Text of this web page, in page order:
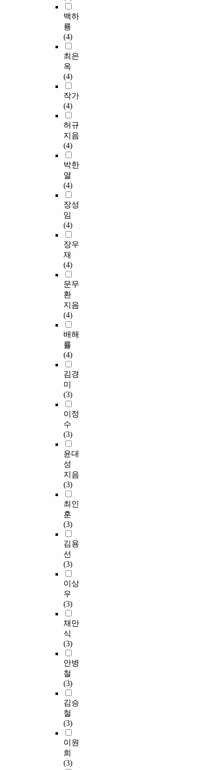
백하
룡
(4)
최은
옥
(4)
작가
(4)
허규
지음
(4)
박한
열
(4)
장성
임
(4)
장우
재
(4)
문무
환
지음
(4)
배해
률
(4)
김경
미
(3)
이정
수
(3)
윤대
성
지음
(3)
최인
훈
(3)
김용
선
(3)
이상
우
(3)
채만
식
(3)
안병
철
(3)
김승
철
(3)
이원
희
(3)